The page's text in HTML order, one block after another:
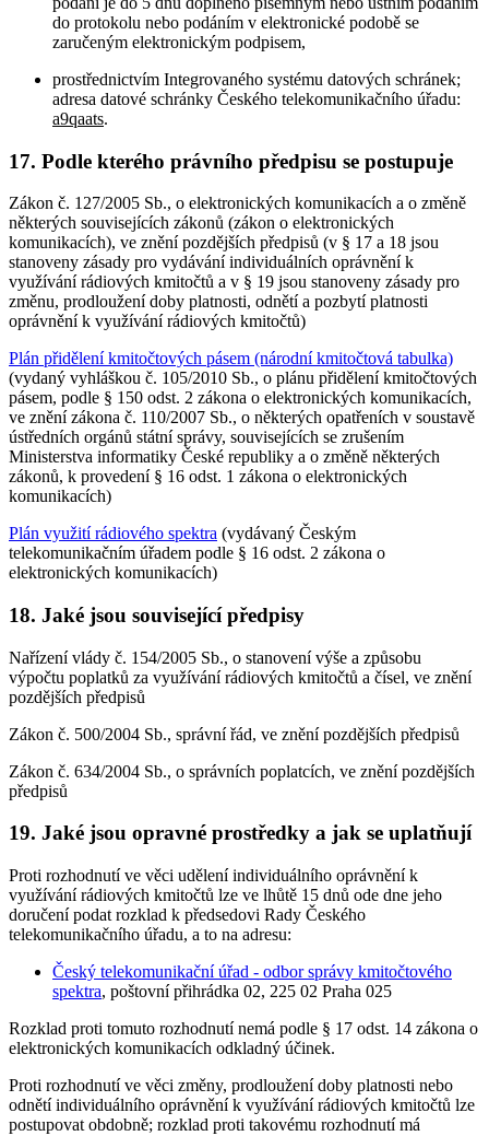
do protokolu nebo podáním v elektronické podobě se
zaručeným elektronickým podpisem,
prostřednictvím Integrovaného systému datových schránek;
adresa datové schránky Českého telekomunikačního úřadu:
a9qaats.
17. Podle kterého právního předpisu se postupuje
Zákon č. 127/2005 Sb., o elektronických komunikacích a o změně
některých souvisejících zákonů (zákon o elektronických
komunikacích), ve znění pozdějších předpisů (v § 17 a 18 jsou
stanoveny zásady pro vydávání individuálních oprávnění k
využívání rádiových kmitočtů a v § 19 jsou stanoveny zásady pro
změnu, prodloužení doby platnosti, odnětí a pozbytí platnosti
oprávnění k využívání rádiových kmitočtů)
Plán přidělení kmitočtových pásem (národní kmitočtová tabulka)
(vydaný vyhláškou č. 105/2010 Sb., o plánu přidělení kmitočtových
pásem, podle § 150 odst. 2 zákona o elektronických komunikacích,
ve znění zákona č. 110/2007 Sb., o některých opatřeních v soustavě
ústředních orgánů státní správy, souvisejících se zrušením
Ministerstva informatiky České republiky a o změně některých
zákonů, k provedení § 16 odst. 1 zákona o elektronických
komunikacích)
Plán využití rádiového spektra (vydávaný Českým
telekomunikačním úřadem podle § 16 odst. 2 zákona o
elektronických komunikacích)
18. Jaké jsou související předpisy
Nařízení vlády č. 154/2005 Sb., o stanovení výše a způsobu
výpočtu poplatků za využívání rádiových kmitočtů a čísel, ve znění
pozdějších předpisů
Zákon č. 500/2004 Sb., správní řád, ve znění pozdějších předpisů
Zákon č. 634/2004 Sb., o správních poplatcích, ve znění pozdějších
předpisů
19. Jaké jsou opravné prostředky a jak se uplatňují
Proti rozhodnutí ve věci udělení individuálního oprávnění k
využívání rádiových kmitočtů lze ve lhůtě 15 dnů ode dne jeho
doručení podat rozklad k předsedovi Rady Českého
telekomunikačního úřadu, a to na adresu:
Český telekomunikační úřad - odbor správy kmitočtového
spektra, poštovní přihrádka 02, 225 02 Praha 025
Rozklad proti tomuto rozhodnutí nemá podle § 17 odst. 14 zákona o
elektronických komunikacích odkladný účinek.
Proti rozhodnutí ve věci změny, prodloužení doby platnosti nebo
odnětí individuálního oprávnění k využívání rádiových kmitočtů lze
postupovat obdobně; rozklad proti takovému rozhodnutí má